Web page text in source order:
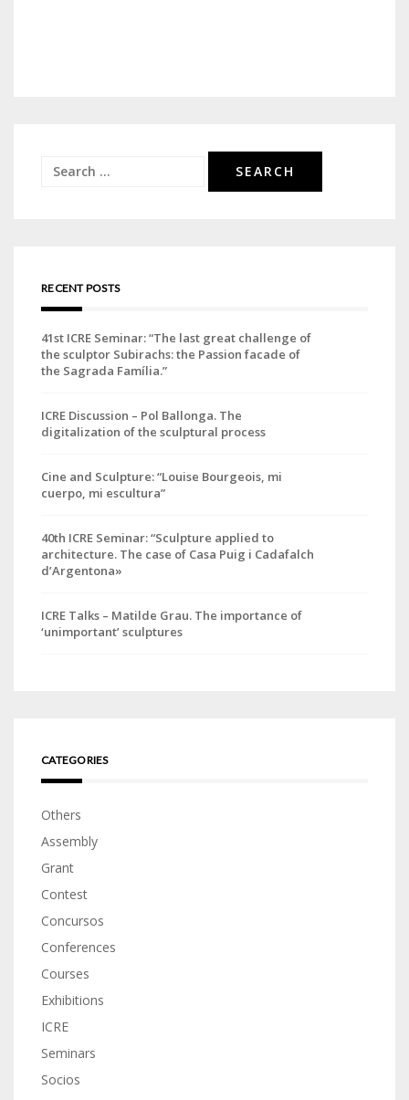
Search
RECENT POSTS
41st ICRE Seminar: “The last great challenge of
the sculptor Subirachs: the Passion facade of
the Sagrada Família.”
ICRE Discussion – Pol Ballonga. The
digitalization of the sculptural process
Cine and Sculpture: “Louise Bourgeois, mi
cuerpo, mi escultura”
40th ICRE Seminar: “Sculpture applied to
architecture. The case of Casa Puig i Cadafalch
d’Argentona»
ICRE Talks – Matilde Grau. The importance of
‘unimportant’ sculptures
CATEGORIES
Others
Assembly
Grant
Contest
Concursos
Conferences
Courses
Exhibitions
ICRE
Seminars
Socios